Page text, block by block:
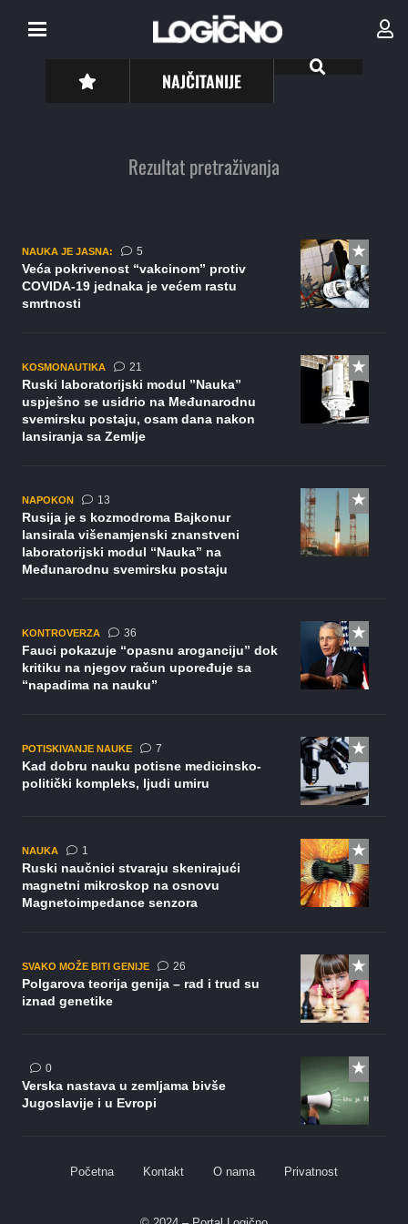
NAJČITANIJE
Rezultat pretraživanja
NAUKA JE JASNA: 5komentara
Veća pokrivenost “vakcinom” protiv
COVIDA-19 jednaka je većem rastu
smrtnosti
KOSMONAUTIKA 21
Ruski laboratorijski modul ”Nauka”
uspješno se usidrio na Međunarodnu
svemirsku postaju, osam dana nakon
lansiranja sa Zemlje
NAPOKON 13komentara
Rusija je s kozmodroma Bajkonur
lansirala višenamjenski znanstveni
laboratorijski modul “Nauka” na
Međunarodnu svemirsku postaju
KONTROVERZA 36komentara
Fauci pokazuje “opasnu aroganciju” dok
kritiku na njegov račun upoređuje sa
“napadima na nauku”
POTISKIVANJE NAUKE 7komentara
Kad dobru nauku potisne medicinsko-
politički kompleks, ljudi umiru
NAUKA 1
Ruski naučnici stvaraju skenirajući
magnetni mikroskop na osnovu
Magnetoimpedance senzora
SVAKO MOŽE BITI GENIJE 26komentara
Polgarova teorija genija – rad i trud su
iznad genetike
0
Verska nastava u zemljama bivše
Jugoslavije i u Evropi
Početna Kontakt O nama Privatnost